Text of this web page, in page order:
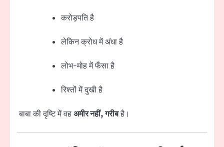
करोड़पति है
लेकिन क्रोध में अंधा है
लोभ-मोह में फँसा है
रिश्तों में दुखी है
बाबा की दृष्टि में वहअमीर नहीं, गरीबहै।